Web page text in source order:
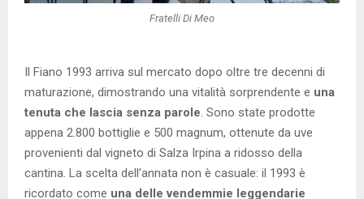
Fratelli Di Meo
Il Fiano 1993 arriva sul mercato dopo oltre tre decenni di
maturazione, dimostrando una vitalità sorprendente e una
tenuta che lascia senza parole. Sono state prodotte
appena 2.800 bottiglie e 500 magnum, ottenute da uve
provenienti dal vigneto di Salza Irpina a ridosso della
cantina. La scelta dell’annata non è casuale: il 1993 è
ricordato come una delle vendemmie leggendarie